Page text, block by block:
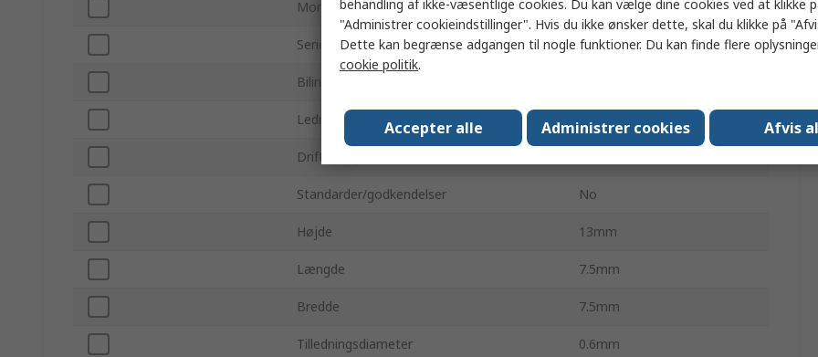
Monteringstype Hulmontering
Serie EXFS
Bilindustristandarder
Ledningspitch 5.08mm
Driftstemperatur maks.
Standarder/godkendelser No
Højde 13mm
Længde 7.5mm
Bredde 7.5mm
Tilledningsdiameter 0.6mm
behandling af ikke-væsentlige cookies. Du kan vælge dine cookies ved at klikke
"Administrer cookieindstillinger". Hvis du ikke ønsker dette, skal du klikke på
Dette kan begrænse adgangen til nogle funktioner. Du kan finde flere
cookie politik.
Accepter alle Administrer cookies Afvis